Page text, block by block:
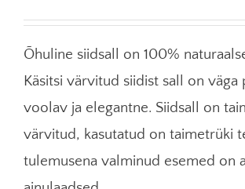
Õhuline siidsall on 100%
Käsitsi värvitud siidist sall on väga
voolav ja elegantne. Siidsall on
värvitud, kasutatud on taimetrüki
tulemusena valminud esemed on